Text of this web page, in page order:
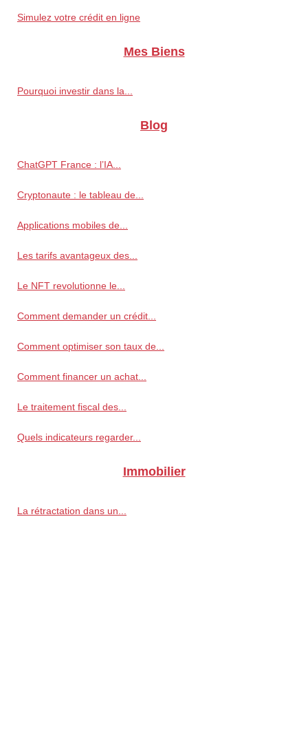
Simulez votre crédit en ligne
Mes Biens
Pourquoi investir dans la...
Blog
ChatGPT France : l’IA...
Cryptonaute : le tableau de...
Applications mobiles de...
Les tarifs avantageux des...
Le NFT revolutionne le...
Comment demander un crédit...
Comment optimiser son taux de...
Comment financer un achat...
Le traitement fiscal des...
Quels indicateurs regarder...
Immobilier
La rétractation dans un...